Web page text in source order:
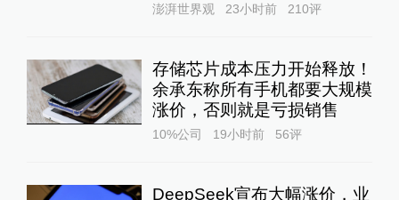
澎湃世界观 23小时前 210评
存储芯片成本压力开始释放！
余承东称所有手机都要大规模
涨价，否则就是亏损销售
10%公司 19小时前 56评
DeepSeek宣布大幅涨价，业